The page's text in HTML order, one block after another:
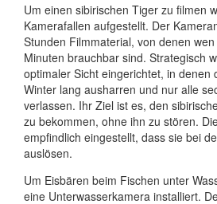
Um einen sibirischen Tiger zu filmen
Kamerafallen aufgestellt. Der
Stunden Filmmaterial, von denen
Minuten brauchbar sind. Strategisch
optimaler Sicht eingerichtet, in denen
Winter lang ausharren und nur alle
verlassen. Ihr Ziel ist es, den
zu bekommen, ohne ihn zu stören.
empfindlich eingestellt, dass sie bei
auslösen.
Um Eisbären beim Fischen unter
eine Unterwasserkamera installiert.